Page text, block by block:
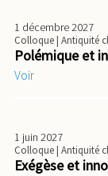
1 décembre 2027
Colloque| Antiquité
Polémique et
Voir
1 juin 2027
Colloque| Antiquité
Exégèse et